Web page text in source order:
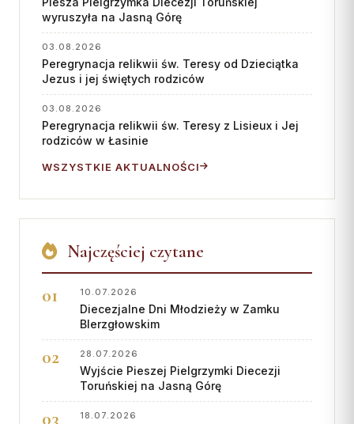
wyruszyła na Jasną Górę
03.08.2026
Peregrynacja relikwii św. Teresy od Dzieciątka
Jezus i jej świętych rodziców
03.08.2026
Peregrynacja relikwii św. Teresy z Lisieux i Jej
rodziców w Łasinie
WSZYSTKIE AKTUALNOŚCI
Najczęściej czytane
10.07.2026
Diecezjalne Dni Młodzieży w Zamku
BIerzgłowskim
28.07.2026
Wyjście Pieszej Pielgrzymki Diecezji
Toruńskiej na Jasną Górę
18.07.2026